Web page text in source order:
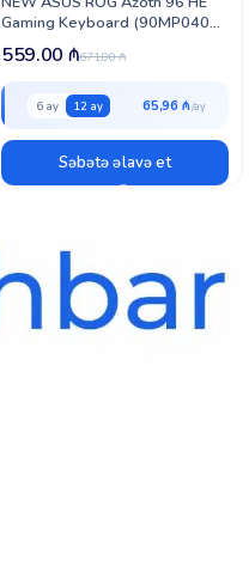
Gaming Keyboard (90MP040H-
BKRA00)
671.00₼
559.00 ₼
6 ay 12 ay 65,96 ₼
Səbətə əlavə et